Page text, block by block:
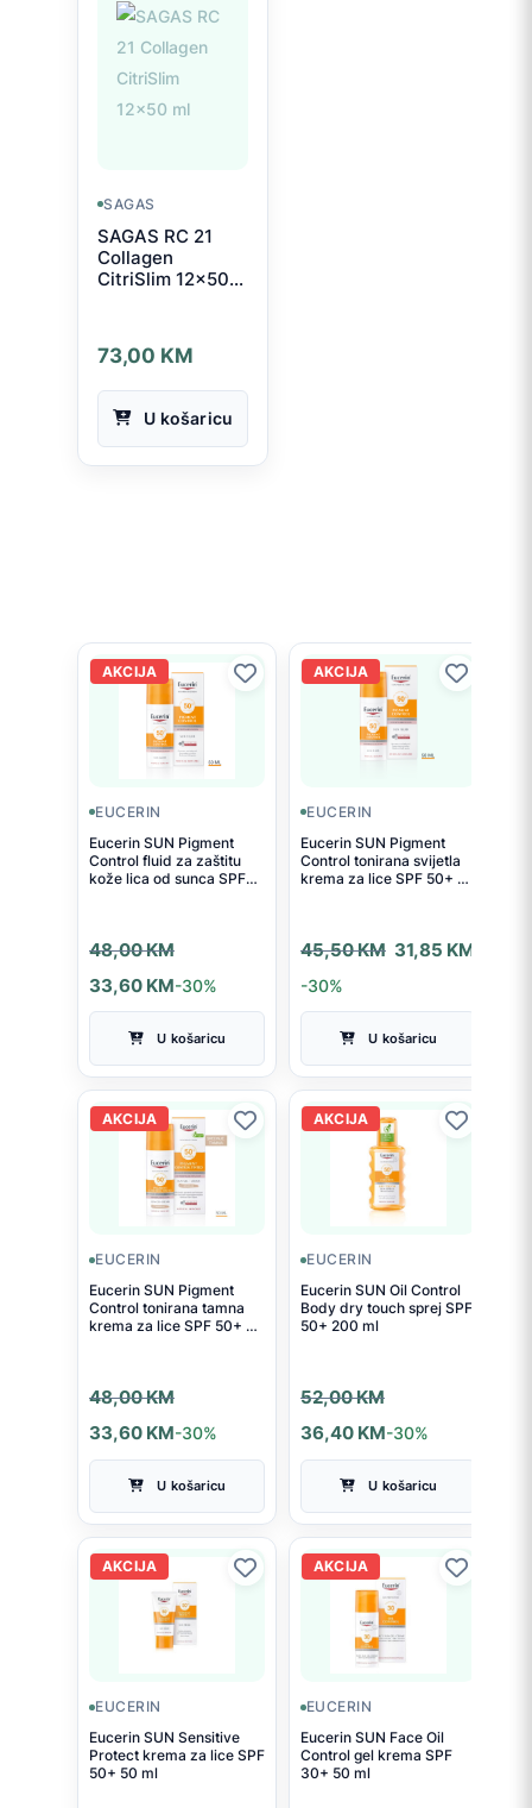
SAGAS
SAGAS RC 21
Collagen
CitriSlim 12x50
73,00 KM
U košaricu
AKCIJA
EUCERIN
Eucerin SUN Pigment
Control fluid za zaštitu
kože lica od sunca SPF
48,00KM
Izvorna
cijena
bila
48,00 KM.
33,60 KM
Trenutna
cijena
je:
33,60 KM.
-30%
U košaricu
AKCIJA
EUCERIN
Eucerin SUN Pigment
Control tonirana svijetla
krema za lice SPF 50+ 50
45,50KM
Izvorna
cijena
bila
45,50 KM.
31,85 KM
Trenutna
cijena
je:
31,85 KM.
-30%
U košaricu
AKCIJA
EUCERIN
Eucerin SUN Pigment
Control tonirana tamna
krema za lice SPF 50+ 50
48,00KM
Izvorna
cijena
bila
48,00 KM.
33,60 KM
Trenutna
cijena
je:
33,60 KM.
-30%
U košaricu
AKCIJA
EUCERIN
Eucerin SUN Oil Control
Body dry touch sprej SPF
50+ 200 ml
52,00KM
Izvorna
cijena
bila
52,00 KM.
36,40 KM
Trenutna
cijena
je:
36,40 KM.
-30%
U košaricu
AKCIJA
EUCERIN
Eucerin SUN Sensitive
Protect krema za lice SPF
50+ 50 ml
AKCIJA
EUCERIN
Eucerin SUN Face Oil
Control gel krema SPF
30+ 50 ml